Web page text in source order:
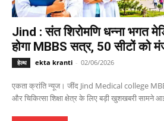
Jind : संत शिरोमणि धन्ना भगत
होगा MBBS सत्र, 50 सीटों को
हेल्थ ekta kranti - 02/06/2026
एकता क्रांति न्यूज। जींद Jind Medical college
और चिकित्सा शिक्षा क्षेत्र के लिए बड़ी खुशखबरी सामने